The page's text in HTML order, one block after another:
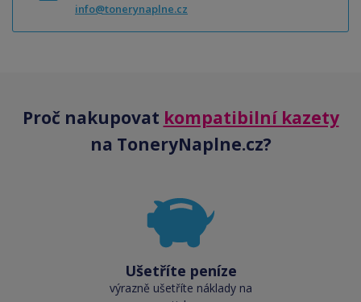
info@tonerynaplne.cz
Proč nakupovat kompatibilní kazety
na ToneryNaplne.cz?
Ušetříte peníze
výrazně ušetříte náklady na